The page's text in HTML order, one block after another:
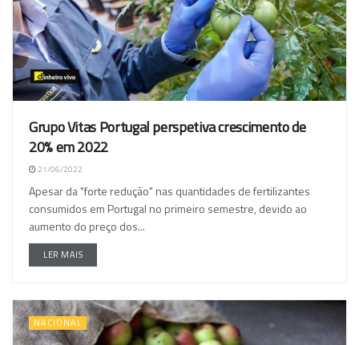
Grupo Vitas Portugal perspetiva crescimento de
20% em 2022
21/06/2022
Apesar da "forte redução" nas quantidades de fertilizantes
consumidos em Portugal no primeiro semestre, devido ao
aumento do preço dos...
LER MAIS
NACIONAL